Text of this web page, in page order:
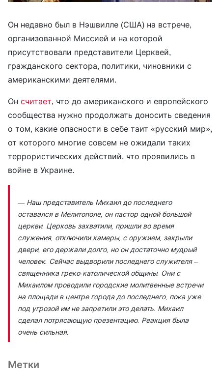
Он недавно был в Нэшвилле (США) на встрече,
организованной Миссией и на которой
присутствовали представители Церквей,
гражданского сектора, политики, чиновники с
американскими деятелями.
Он считает, что до американского и европейского
сообщества нужно продолжать доносить сведения
о том, какие опасности в себе таит «русский мир»,
от которого многие совсем не ожидали таких
террористических действий, что проявились в
войне в Украине.
— Наш представитель Михаил до последнего
оставался в Мелитополе, он пастор одной большой
церкви. Церковь захватили, пришли во время
служения, отключили камеры, с оружием, закрыли
двери, его держали долго, но он достаточно мудрый
человек. Сейчас выдворили последнего служителя –
священника греко-католической общины. Они с
Михаилом проводили городские молитвенные встречи
на площади в центре города до последнего, пока уже
под угрозой им не запретили это делать. Михаил
сделал потрясающую презентацию. Реакция была
очень сильная.
Метки